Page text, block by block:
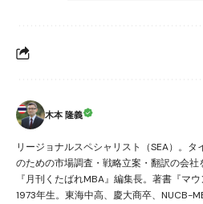
木本 隆義
リージョナルスペシャリスト（SEA）。
のための市場調査・戦略立案・翻訳の会社
『月刊くたばれMBA』編集長。著書『マ
1973年生。東海中高、慶大商卒、NUCB-